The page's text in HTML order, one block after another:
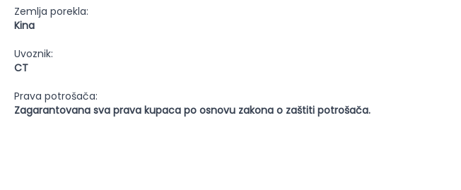
Zemlja porekla:
Kina
Uvoznik:
CT
Prava potrošača:
Zagarantovana sva prava kupaca po osnovu zakona o zaštiti potrošača.